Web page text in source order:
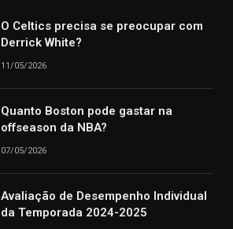
O Celtics precisa se preocupar com
Derrick White?
11/05/2026
Quanto Boston pode gastar na
offseason da NBA?
07/05/2026
Avaliação de Desempenho Individual
da Temporada 2024-2025